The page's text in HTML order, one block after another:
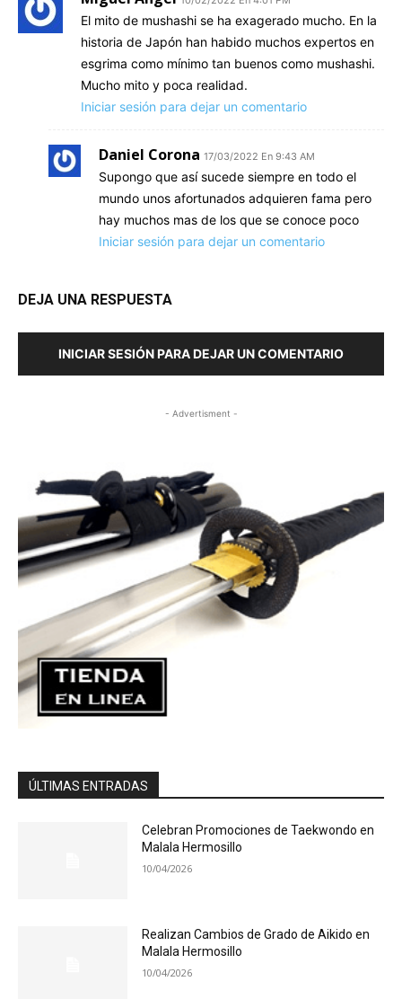
El mito de mushashi se ha exagerado mucho. En la
historia de Japón han habido muchos expertos en
esgrima como mínimo tan buenos como mushashi.
Mucho mito y poca realidad.
Iniciar sesión para dejar un comentario
Daniel Corona 17/03/2022 En 9:43 AM
Supongo que así sucede siempre en todo el
mundo unos afortunados adquieren fama pero
hay muchos mas de los que se conoce poco
Iniciar sesión para dejar un comentario
DEJA UNA RESPUESTA
INICIAR SESIÓN PARA DEJAR UN COMENTARIO
- Advertisment -
ÚLTIMAS ENTRADAS
Celebran Promociones de Taekwondo en
Malala Hermosillo
10/04/2026
Realizan Cambios de Grado de Aikido en
Malala Hermosillo
10/04/2026